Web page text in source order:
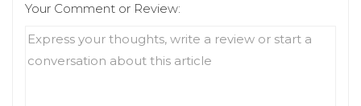
Your Comment or Review: